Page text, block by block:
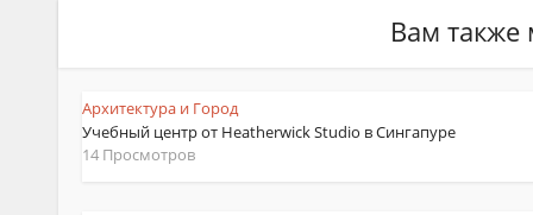
Вам также
Архитектура и Город
Учебный центр от Heatherwick Studio в Сингапуре
14 Просмотров